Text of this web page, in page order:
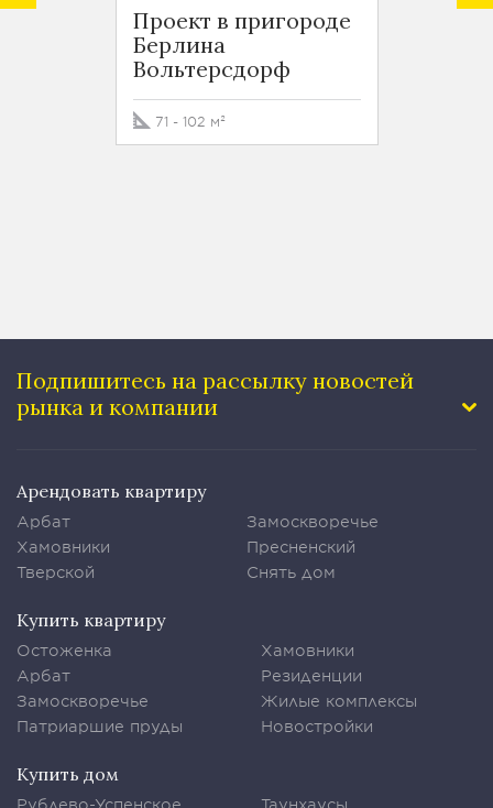
Проект в пригороде
Берлина
Вольтерсдорф
71 - 102 м²
Подпишитесь на рассылку новостей
рынка и компании
Арендовать квартиру
Арбат
Хамовники
Тверской
Замоскворечье
Пресненский
Снять дом
Купить квартиру
Остоженка
Арбат
Замоскворечье
Патриаршие пруды
Хамовники
Резиденции
Жилые комплексы
Новостройки
Купить дом
Рублево-Успенское
Таунхаусы